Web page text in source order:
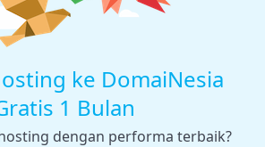
ke DomaiNesia
1 Bulan
dengan performa terbaik?